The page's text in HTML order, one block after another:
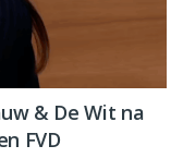
& De Wit na
FVD